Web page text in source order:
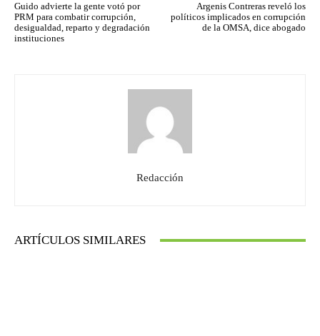
Guido advierte la gente votó por
PRM para combatir corrupción,
desigualdad, reparto y degradación
instituciones
Argenis Contreras reveló los
políticos implicados en corrupción
de la OMSA, dice abogado
Redacción
ARTÍCULOS SIMILARES